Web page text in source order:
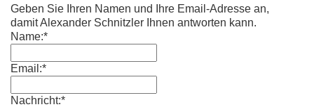
Geben Sie Ihren Namen und Ihre Email-Adresse an,
damit Alexander Schnitzler Ihnen antworten kann.
Name:*
Email:*
Nachricht:*